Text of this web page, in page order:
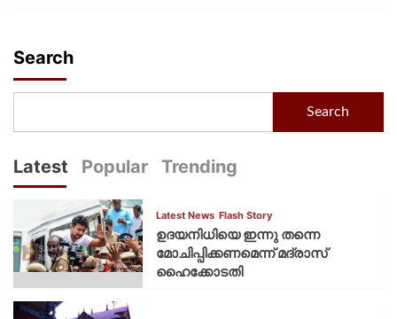
Search
Search
Latest Popular Trending
Latest News Flash Story
ഉദയനിധിയെ ഇന്നു തന്നെ
മോചിപ്പിക്കണമെന്ന് മദ്രാസ്
ഹൈക്കോടതി